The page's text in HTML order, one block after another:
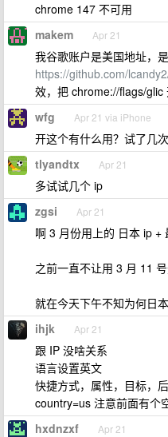
chrome 147 不可用
makem Apr 21
我谷歌账户是美国地址，
https://github.com/
效，把 chrome://flags/glic
wfg Apr 21 via iPhone
开这个有什么用？试了几
tlyandtx Apr 21
多试试几个 ip
zgsi Apr 21
啊 3 月份用上的 日本 ip +
之前一直不让用 3 月 11
就在今天下午不知为何日
ihjk Apr 21
跟 IP 没啥关系
语言设置英文
快捷方式，属性，目标，
country=us 注意前面有个
hxdnzxf Apr 21